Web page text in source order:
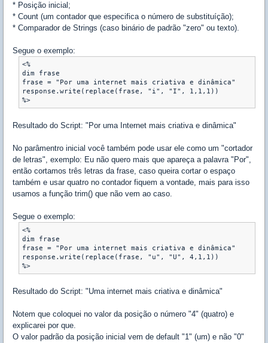
* Posição inicial;
* Count (um contador que especifica o número de substituíção);
* Comparador de Strings (caso binário de padrão "zero" ou texto).
Segue o exemplo:
<%
dim frase
frase = "Por uma internet mais criativa e dinâmica"
response.write(replace(frase, "i", "I", 1,1,1))
%>
Resultado do Script: "Por uma Internet mais criativa e dinâmica"
No parâmentro inicial você também pode usar ele como um "cortador
de letras", exemplo: Eu não quero mais que apareça a palavra "Por",
então cortamos três letras da frase, caso queira cortar o espaço
também e usar quatro no contador fiquem a vontade, mais para isso
usamos a função trim() que não vem ao caso.
Segue o exemplo:
<%
dim frase
frase = "Por uma internet mais criativa e dinâmica"
response.write(replace(frase, "u", "U", 4,1,1))
%>
Resultado do Script: "Uma internet mais criativa e dinâmica"
Notem que coloquei no valor da posição o número "4" (quatro) e
explicarei por que.
O valor padrão da posição inicial vem de default "1" (um) e não "0"